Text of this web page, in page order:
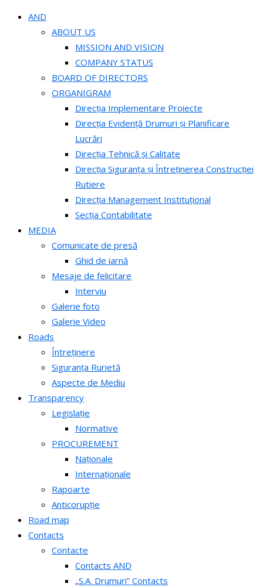
AND
ABOUT US
MISSION AND VISION
COMPANY STATUS
BOARD OF DIRECTORS
ORGANIGRAM
Direcția Implementare Proiecte
Direcția Evidență Drumuri și Planificare
Lucrări
Direcția Tehnică și Calitate
Direcția Siguranța și Întreținerea Construcției
Rutiere
Direcția Management Instituțional
Secția Contabilitate
MEDIA
Comunicate de presă
Ghid de iarnă
Mesaje de felicitare
Interviu
Galerie foto
Galerie Video
Roads
Întreținere
Siguranța Rurietă
Aspecte de Mediu
Transparency
Legislație
Normative
PROCUREMENT
Naționale
Internaționale
Rapoarte
Anticorupție
Road map
Contacts
Contacte
Contacts AND
„S.A. Drumuri” Contacts